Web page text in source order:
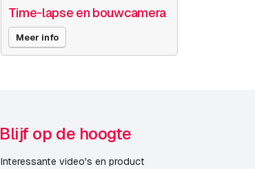
Time-lapse en bouwcamera
Meer info
Blijf op de hoogte
Interessante video's en product